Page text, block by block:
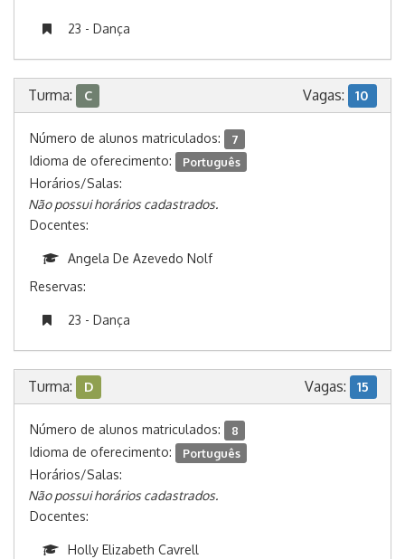
23 - Dança
Turma: C Vagas: 10
Número de alunos matriculados: 7
Idioma de oferecimento: Português
Horários/Salas:
Não possui horários cadastrados.
Docentes:
Angela De Azevedo Nolf
Reservas:
23 - Dança
Turma: D Vagas: 15
Número de alunos matriculados: 8
Idioma de oferecimento: Português
Horários/Salas:
Não possui horários cadastrados.
Docentes:
Holly Elizabeth Cavrell